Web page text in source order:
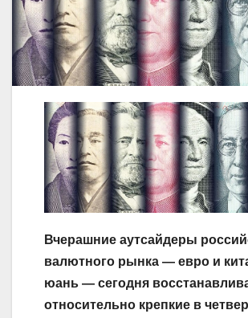
Вчерашние аутсайдеры
валютного рынка — евро и
юань — сегодня
относительно крепкие в